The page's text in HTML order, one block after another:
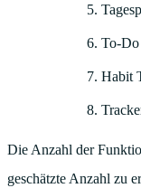
To-
Habit
Die Anzahl der
geschätzte Anzahl zu